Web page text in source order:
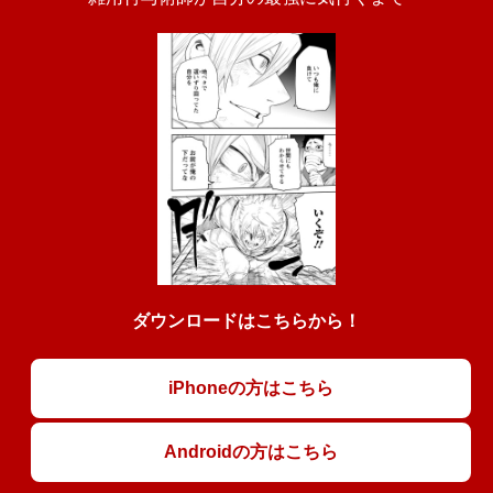
ダウンロードはこちらから！
iPhoneの方はこちら
Androidの方はこちら